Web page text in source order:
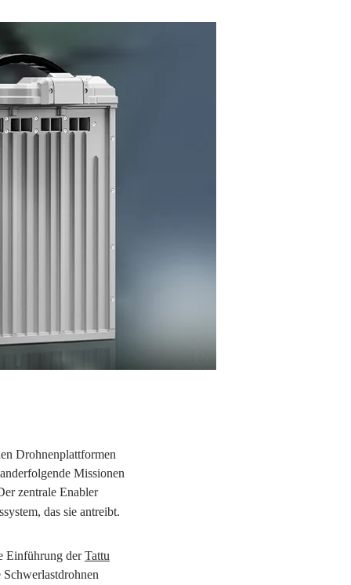
Drohnenplattformen
Missionen
zentrale Enabler
das sie antreibt.
Einführung derTattu